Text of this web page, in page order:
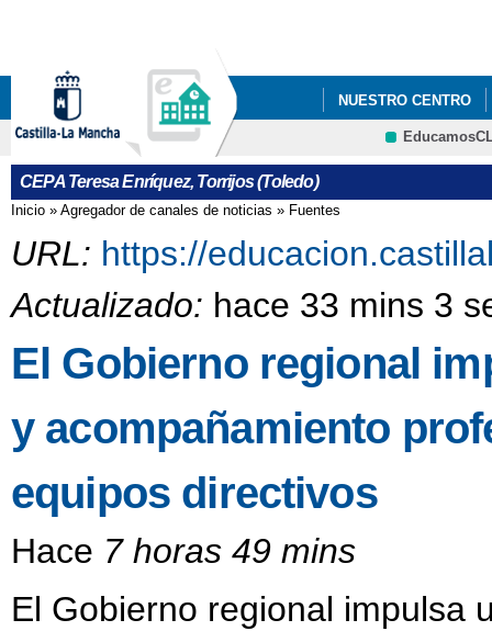
NUESTRO CENTRO
ERASMUS+
CEPA Teresa Enríquez, Torrijos (Toledo)
Se encuentra usted aquí
Inicio » Agregador de canales de noticias » Fuentes
URL: https://
Actualizado: hace 33 mins 3
El Gobierno regional
y acompañamiento
equipos directivos
Hace 7 horas 49 mins
El Gobierno regional impulsa